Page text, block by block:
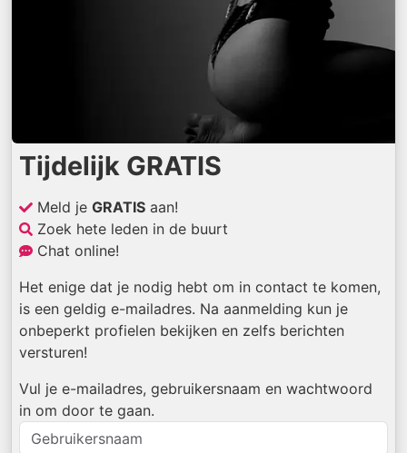
Tijdelijk GRATIS
Meld je GRATIS aan!
Zoek hete leden in de buurt
Chat online!
Het enige dat je nodig hebt om in contact te komen,
is een geldig e-mailadres. Na aanmelding kun je
onbeperkt profielen bekijken en zelfs berichten
versturen!
Vul je e-mailadres, gebruikersnaam en wachtwoord
in om door te gaan.